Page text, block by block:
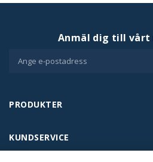
PRODUKTER
Anmäl dig till vårt
KUNDSERVICE